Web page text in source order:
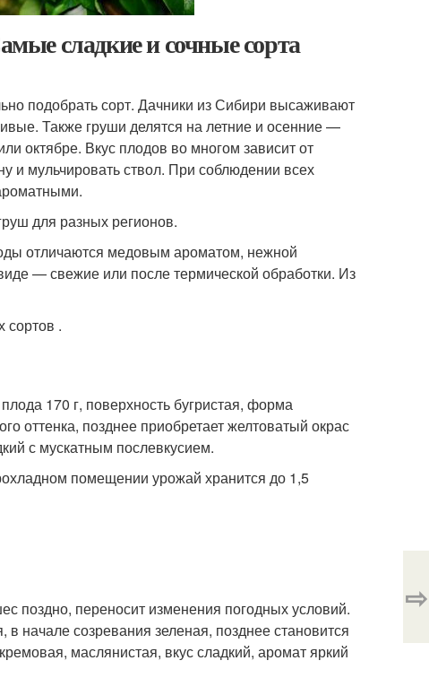
сладкие и сочные сорта
подобрать сорт. Дачники из Сибири высаживают
Также груши делятся на летние и осенние —
октябре. Вкус плодов во многом зависит от
мульчировать ствол. При соблюдении всех
для разных регионов.
отличаются медовым ароматом, нежной
— свежие или после термической обработки. Из
.
170 г, поверхность бугристая, форма
оттенка, позднее приобретает желтоватый окрас
с мускатным послевкусием.
помещении урожай хранится до 1,5
поздно, переносит изменения погодных условий.
начале созревания зеленая, позднее становится
маслянистая, вкус сладкий, аромат яркий
⇨